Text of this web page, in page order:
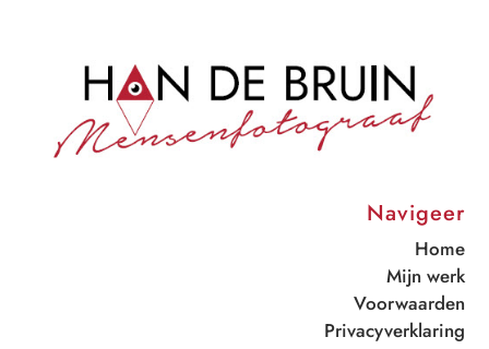
Navigeer
Home
Mijn werk
Voorwaarden
Privacyverklaring